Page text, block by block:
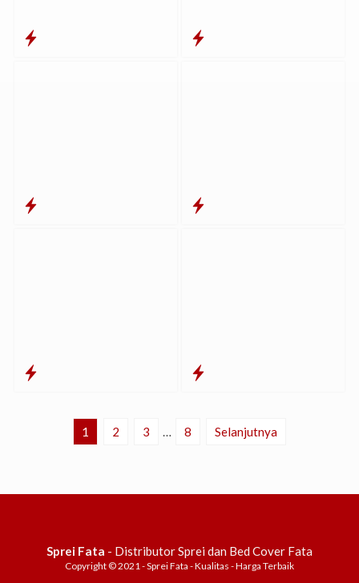
1 2 3 … 8 Selanjutnya
Sprei Fata - Distributor Sprei dan Bed Cover Fata
Copyright © 2021 - Sprei Fata - Kualitas - Harga Terbaik